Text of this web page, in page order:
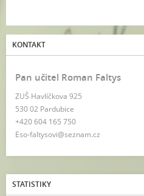
KONTAKT
Pan učitel Roman Faltys
ZUŠ Havlíčkova 925
530 02 Pardubice
+420 604 165 750
Eso-faltysovi@seznam.cz
STATISTIKY